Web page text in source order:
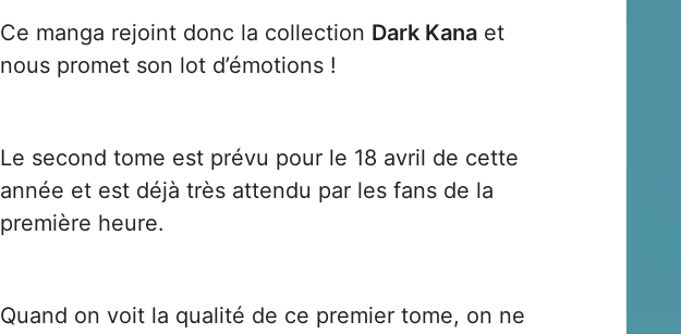
Ce manga rejoint donc la collection Dark Kana et
nous promet son lot d’émotions !
Le second tome est prévu pour le 18 avril de cette
année et est déjà très attendu par les fans de la
première heure.
Quand on voit la qualité de ce premier tome, on ne